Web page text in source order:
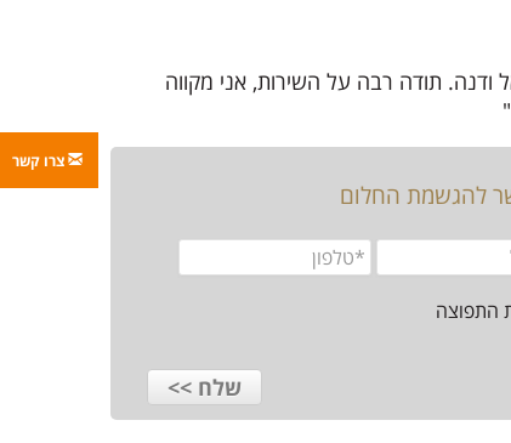
ודנה. תודה רבה על השירות, אני מקווה
להגשמת החלום
התפוצה
צרו קשר